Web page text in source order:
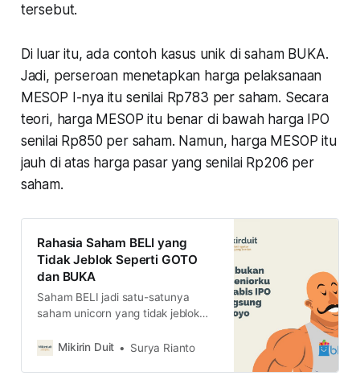
tersebut.
Di luar itu, ada contoh kasus unik di saham BUKA.
Jadi, perseroan menetapkan harga pelaksanaan
MESOP I-nya itu senilai Rp783 per saham. Secara
teori, harga MESOP itu benar di bawah harga IPO
senilai Rp850 per saham. Namun, harga MESOP itu
jauh di atas harga pasar yang senilai Rp206 per
saham.
Rahasia Saham BELI yang
Tidak Jeblok Seperti GOTO
dan BUKA
Saham BELI jadi satu-satunya
saham unicorn yang tidak jeblok
GOTO. Kita bongkar rahasianya di
Mikirin Duit Surya Rianto